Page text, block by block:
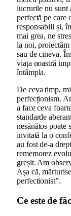
lucrurile nu sunt
perfectă pe care
responsabili și,
mai grea, ne
la noi,
sau de cineva.
viața noastră
întâmpla.
De ceva timp,
perfecționism.
a face ceva
standarde
nesănătos poate
invitată la o
au fost de-a
rememorez
greșit. Am
Așa că,
perfectionist”.
Ce este de